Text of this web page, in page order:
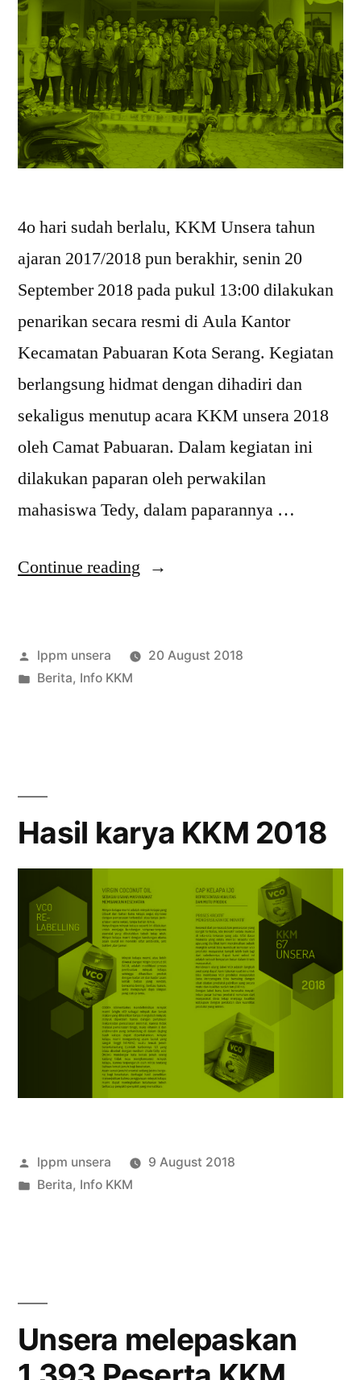
4o hari sudah berlalu, KKM Unsera tahun
ajaran 2017/2018 pun berakhir, senin 20
September 2018 pada pukul 13:00 dilakukan
penarikan secara resmi di Aula Kantor
Kecamatan Pabuaran Kota Serang. Kegiatan
berlangsung hidmat dengan dihadiri dan
sekaligus menutup acara KKM unsera 2018
oleh Camat Pabuaran. Dalam kegiatan ini
dilakukan paparan oleh perwakilan
mahasiswa Tedy, dalam paparannya …
Continue reading “Penarikan
di
Posted
by
lppm unsera
20 August 2018
Posted
Berita, Info KKM
Hasil karya KKM 2018
Posted
by
lppm unsera
9 August 2018
Posted
Berita, Info KKM
Unsera melepaskan